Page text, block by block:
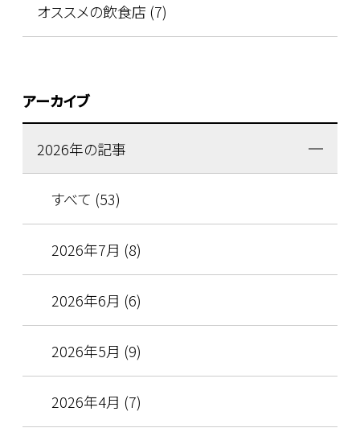
オススメの飲食店 (7)
アーカイブ
2026年の記事
すべて (53)
2026年7月 (8)
2026年6月 (6)
2026年5月 (9)
2026年4月 (7)